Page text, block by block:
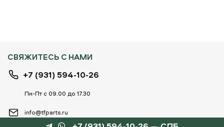
СВЯЖИТЕСЬ С НАМИ
+7 (931) 594-10-26
Пн-Пт с 09.00 до 17.30
info@tfparts.ru